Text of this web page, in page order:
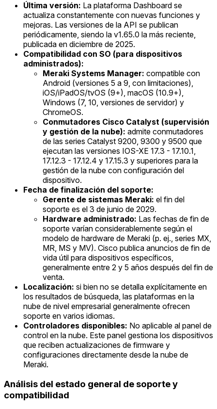
Última versión: La plataforma Dashboard se
actualiza constantemente con nuevas funciones y
mejoras. Las versiones de la API se publican
periódicamente, siendo la v1.65.0 la más reciente,
publicada en diciembre de 2025.
Compatibilidad con SO (para dispositivos
administrados):
Meraki Systems Manager: compatible con
Android (versiones 5 a 9, con limitaciones),
iOS/iPadOS/tvOS (9+), macOS (10.9+),
Windows (7, 10, versiones de servidor) y
ChromeOS.
Conmutadores Cisco Catalyst (supervisión
y gestión de la nube): admite conmutadores
de las series Catalyst 9200, 9300 y 9500 que
ejecutan las versiones IOS-XE 17.3 - 17.10.1,
17.12.3 - 17.12.4 y 17.15.3 y superiores para la
gestión de la nube con configuración del
dispositivo.
Fecha de finalización del soporte:
Gerente de sistemas Meraki: el fin del
soporte es el 3 de junio de 2029.
Hardware administrado: Las fechas de fin de
soporte varían considerablemente según el
modelo de hardware de Meraki (p. ej., series MX,
MR, MS y MV). Cisco publica anuncios de fin de
vida útil para dispositivos específicos,
generalmente entre 2 y 5 años después del fin de
venta.
Localización: si bien no se detalla explícitamente en
los resultados de búsqueda, las plataformas en la
nube de nivel empresarial generalmente ofrecen
soporte en varios idiomas.
Controladores disponibles: No aplicable al panel de
control en la nube. Este panel gestiona los dispositivos
que reciben actualizaciones de firmware y
configuraciones directamente desde la nube de
Meraki.
Análisis del estado general de soporte y
compatibilidad